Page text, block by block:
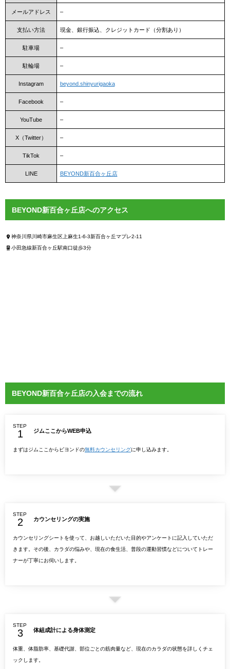
メールアドレス –
支払い方法 現金、銀行振込、クレジットカード（分割あり）
駐車場 –
駐輪場 –
Instagram beyond.shinyurigaoka
Facebook –
YouTube –
X（Twitter） –
TikTok –
LINE BEYOND新百合ヶ丘店
BEYOND新百合ヶ丘店へのアクセス
神奈川県川崎市麻生区上麻生1-6-3新百合ヶ丘マプレ2-11
小田急線新百合ヶ丘駅南口徒歩3分
BEYOND新百合ヶ丘店の入会までの流れ
STEP
ジムここからWEB申込
まずはジムここからビヨンドの無料カウンセリングに申し込みます。
STEP
カウンセリングの実施
カウンセリングシートを使って、お越しいただいた目的やアンケートに記入していただ
きます。その後、カラダの悩みや、現在の食生活、普段の運動習慣などについてトレー
ナーが丁寧にお伺いします。
STEP
体組成計による身体測定
体重、体脂肪率、基礎代謝、部位ごとの筋肉量など、現在のカラダの状態を詳しくチェ
ックします。